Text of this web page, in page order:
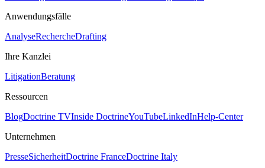
Anwendungsfälle
AnalyseRechercheDrafting
Ihre Kanzlei
LitigationBeratung
Ressourcen
BlogDoctrine TVInside DoctrineYouTubeLinkedInHelp-Center
Unternehmen
PresseSicherheitDoctrine FranceDoctrine Italy